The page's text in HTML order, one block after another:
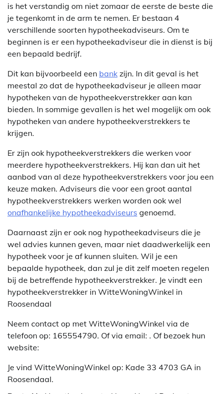
is het verstandig om niet zomaar de eerste de beste die
je tegenkomt in de arm te nemen. Er bestaan 4
verschillende soorten hypotheekadviseurs. Om te
beginnen is er een hypotheekadviseur die in dienst is bij
een bepaald bedrijf.
Dit kan bijvoorbeeld een bank zijn. In dit geval is het
meestal zo dat de hypotheekadviseur je alleen maar
hypotheken van de hypotheekverstrekker aan kan
bieden. In sommige gevallen is het wel mogelijk om ook
hypotheken van andere hypotheekverstrekkers te
krijgen.
Er zijn ook hypotheekverstrekkers die werken voor
meerdere hypotheekverstrekkers. Hij kan dan uit het
aanbod van al deze hypotheekverstrekkers voor jou een
keuze maken. Adviseurs die voor een groot aantal
hypotheekverstrekkers werken worden ook wel
onafhankelijke hypotheekadviseurs genoemd.
Daarnaast zijn er ook nog hypotheekadviseurs die je
wel advies kunnen geven, maar niet daadwerkelijk een
hypotheek voor je af kunnen sluiten. Wil je een
bepaalde hypotheek, dan zul je dit zelf moeten regelen
bij de betreffende hypotheekverstrekker. Je vindt een
hypotheekverstrekker in WitteWoningWinkel in
Roosendaal
Neem contact op met WitteWoningWinkel via de
telefoon op: 165554790. Of via email: . Of bezoek hun
website:
Je vind WitteWoningWinkel op: Kade 33 4703 GA in
Roosendaal.